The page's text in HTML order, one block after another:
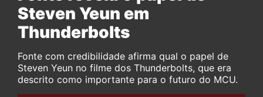
Steven Yeun em
Thunderbolts
Fonte com credibilidade afirma qual o papel de
Steven Yeun no filme dos Thunderbolts, que era
descrito como importante para o futuro do MCU.